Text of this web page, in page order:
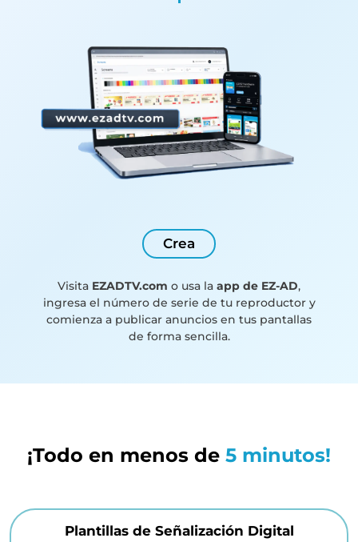
Crea
Visita EZADTV.com o usa la app de EZ-AD,
ingresa el número de serie de tu reproductor y
comienza a publicar anuncios en tus pantallas
de forma sencilla.
¡Todo en menos de 5 minutos!
Plantillas de Señalización Digital